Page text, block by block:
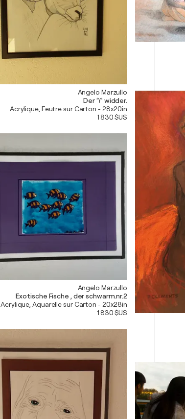
Angelo Marzullo
Der ♈️ widder.
Acrylique, Feutre sur Carton - 28x20in
1 830 $US
Angelo Marzullo
Exotische Fische , der schwarm.nr.2
Acrylique, Aquarelle sur Carton - 20x28in
1 830 $US